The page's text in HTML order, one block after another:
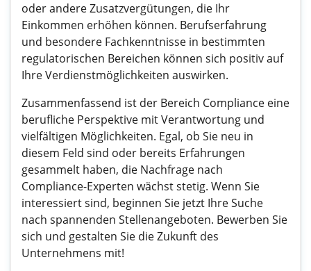
oder andere Zusatzvergütungen, die Ihr
Einkommen erhöhen können. Berufserfahrung
und besondere Fachkenntnisse in bestimmten
regulatorischen Bereichen können sich positiv auf
Ihre Verdienstmöglichkeiten auswirken.
Zusammenfassend ist der Bereich Compliance eine
berufliche Perspektive mit Verantwortung und
vielfältigen Möglichkeiten. Egal, ob Sie neu in
diesem Feld sind oder bereits Erfahrungen
gesammelt haben, die Nachfrage nach
Compliance-Experten wächst stetig. Wenn Sie
interessiert sind, beginnen Sie jetzt Ihre Suche
nach spannenden Stellenangeboten. Bewerben Sie
sich und gestalten Sie die Zukunft des
Unternehmens mit!